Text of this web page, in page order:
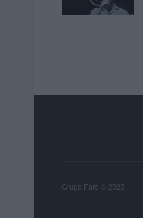
Grupo Faro © 2023